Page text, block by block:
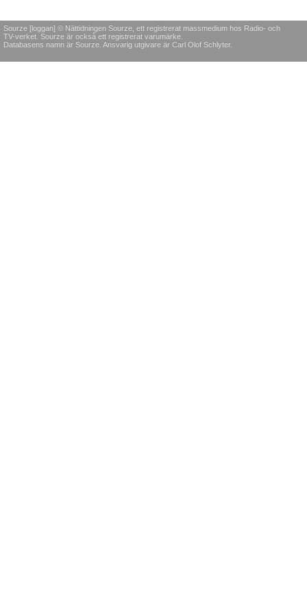
Sourze [loggan] © Nättidningen Sourze, ett registrerat massmedium hos Radio- och
TV-verket. Sourze är också ett registrerat varumärke.
Databasens namn är Sourze. Ansvarig utgivare är Carl Olof Schlyter.